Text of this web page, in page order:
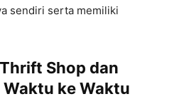
sendiri serta memiliki
Shop dan
ke Waktu